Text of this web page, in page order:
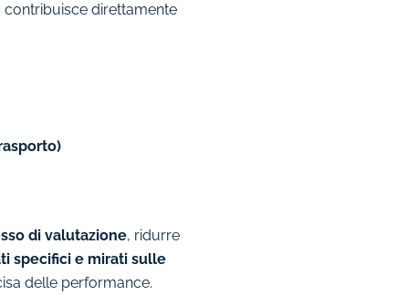
contribuisce direttamente
di valutazione, ridurre
specifici e mirati sulle
delle performance.